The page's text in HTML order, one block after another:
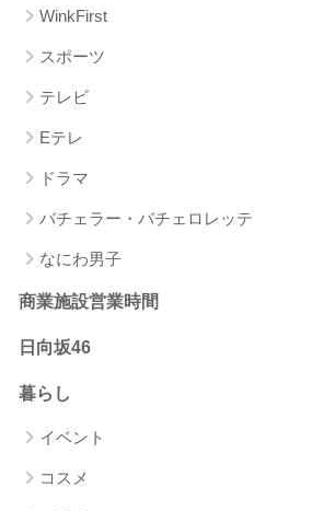
WinkFirst
スポーツ
テレビ
Eテレ
ドラマ
バチェラー・バチェロレッテ
なにわ男子
商業施設営業時間
日向坂46
暮らし
イベント
コスメ